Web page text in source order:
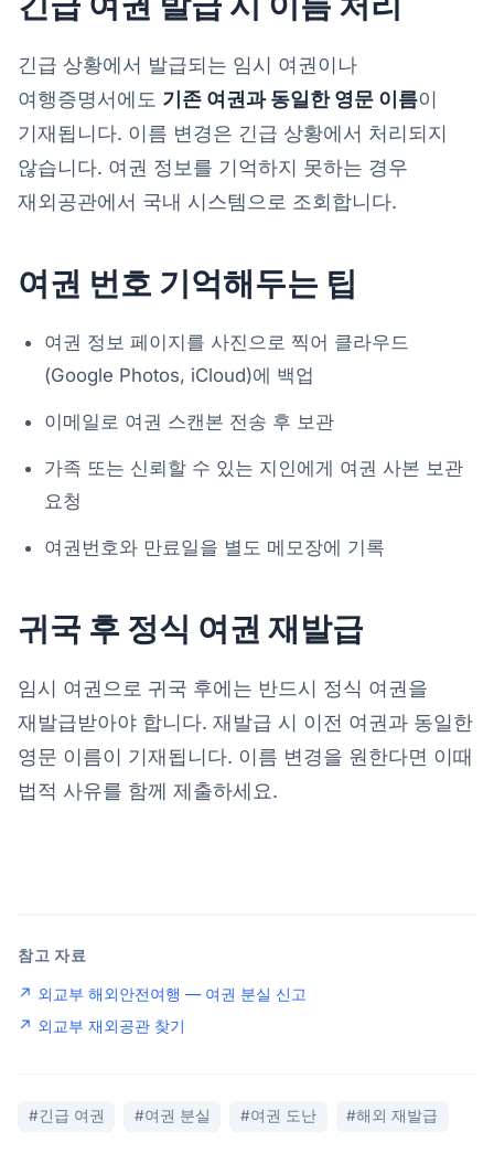
긴급 상황에서 발급되는 임시 여권이나
여행증명서에도 기존 여권과 동일한 영문 이름이
기재됩니다. 이름 변경은 긴급 상황에서 처리되지
않습니다. 여권 정보를 기억하지 못하는 경우
재외공관에서 국내 시스템으로 조회합니다.
여권 번호 기억해두는 팁
여권 정보 페이지를 사진으로 찍어 클라우드
(Google Photos, iCloud)에 백업
이메일로 여권 스캔본 전송 후 보관
가족 또는 신뢰할 수 있는 지인에게 여권 사본 보관
요청
여권번호와 만료일을 별도 메모장에 기록
귀국 후 정식 여권 재발급
임시 여권으로 귀국 후에는 반드시 정식 여권을
재발급받아야 합니다. 재발급 시 이전 여권과 동일한
영문 이름이 기재됩니다. 이름 변경을 원한다면 이때
법적 사유를 함께 제출하세요.
참고 자료
↗ 외교부 해외안전여행 — 여권 분실 신고
↗ 외교부 재외공관 찾기
#긴급 여권 #여권 분실 #여권 도난 #해외 재발급